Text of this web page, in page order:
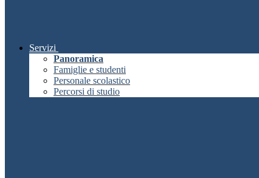
Servizi
Panoramica
Famiglie e studenti
Personale scolastico
Percorsi di studio